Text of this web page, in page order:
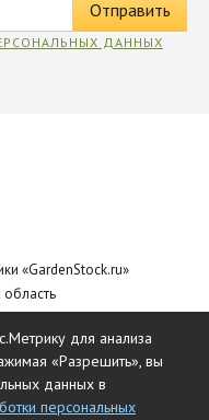
ДАННЫХ
«GardenStock.ru»
для анализа
«Разрешить», вы
данных в
персональных